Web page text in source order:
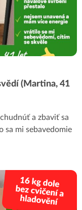
(Martina, 41
a zbaviť sa
sa mi sebavedomie